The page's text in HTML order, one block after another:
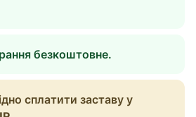
безкоштовне.
сплатити заставу у